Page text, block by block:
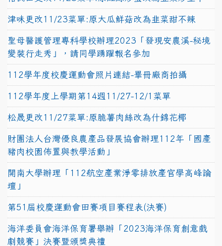
津味更改11/23菜單:原大瓜鮮菇改為韭菜甜不辣
聖母醫護管理專科學校辦理2023「發現安農溪-秘境
變裝行走秀」，請同學踴躍報名參加
112學年度校慶運動會照片連結-畢冊廠商拍攝
112學年度上學期第14週11/27-12/1菜單
松晟更改11/27菜單:原脆薯肉絲改為什錦花椰
財團法人台灣優良農產品發展協會辦理112年「國產
豬肉校園佈置與教學活動」
開南大學辦理「112航空產業淨零排放產官學高峰論
壇」
第51屆校慶運動會田賽項目賽程表(決賽)
海洋委員會海洋保育署舉辦「2023海洋保育創意戲
劇競賽」決賽暨頒獎典禮